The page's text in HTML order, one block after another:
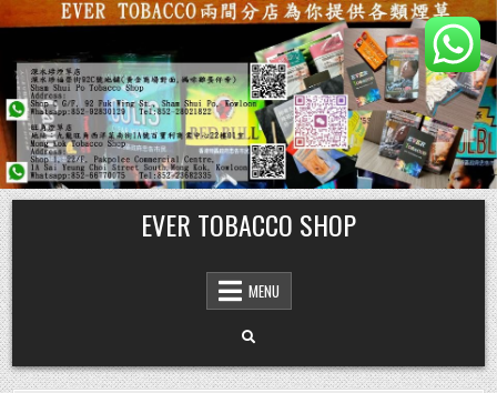
Skip
to
content
EVER TOBACCO SHOP
MENU